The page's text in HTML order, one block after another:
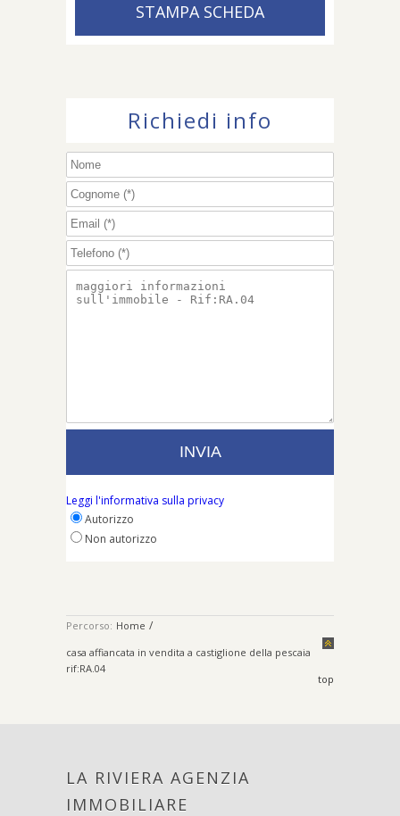
STAMPA SCHEDA
Richiedi info
Leggi l'informativa sulla privacy
Autorizzo
Non autorizzo
Percorso: Home /
casa affiancata in vendita a castiglione della pescaia
rif:RA.04
top
LA RIVIERA AGENZIA
IMMOBILIARE